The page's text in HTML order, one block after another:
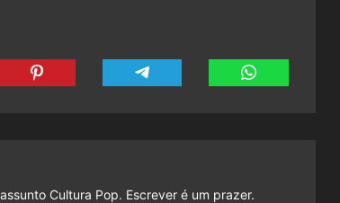
Cultura Pop. Escrever é um prazer.